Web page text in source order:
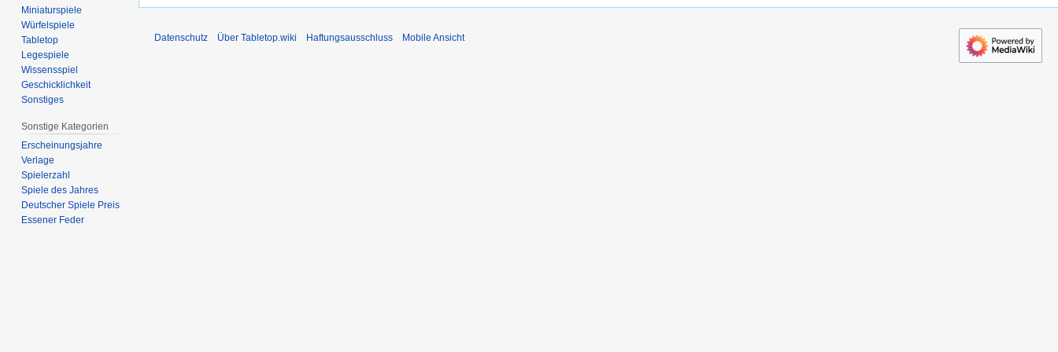
Miniaturspiele
Würfelspiele
Tabletop
Legespiele
Wissensspiel
Geschicklichkeit
Sonstiges
Sonstige Kategorien
Erscheinungsjahre
Verlage
Spielerzahl
Spiele des Jahres
Deutscher Spiele Preis
Essener Feder
Datenschutz Über Tabletop.wiki Haftungsausschluss Mobile Ansicht